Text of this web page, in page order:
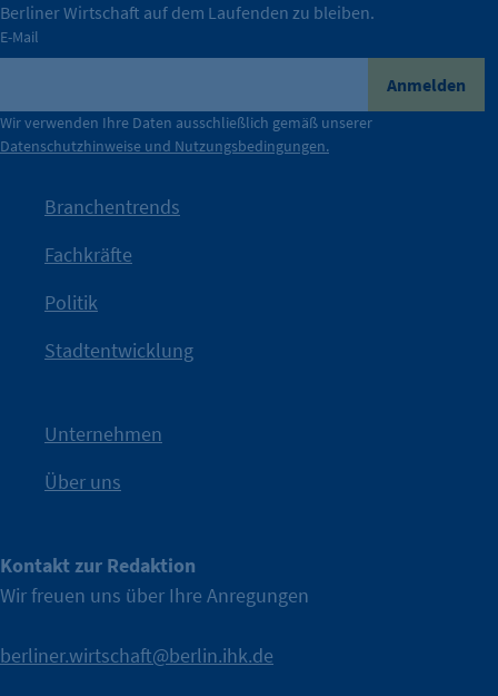
IHK Berlin. Offizieller Unterstützer der Berliner Wirtschaft.
Nach einer aufmerksamkeitsstarken Teaserphase geht die
Kampagne der IHK Berlin in die nächste Stufe. Mit
IHK?“wurde bewusst Neugier geweckt und Gespräche
mit Haltung.
Die Unternehmer stehen stellvertretend für die Vielfalt
der Berliner Wirtschaft.
Durch ihre Perspektiven wird deutlich, was der Claim
konkret bedeutet – und wie die IHK Berlin Unternehmen
tatsächlich unterstützt.
Berliner Wirtschaft auf dem Laufenden zu bleiben.
E-Mail
Anmelden
Wir verwenden Ihre Daten ausschließlich gemäß unserer
Datenschutzhinweise und Nutzungsbedingungen.
Branchentrends
Fachkräfte
Politik
Stadtentwicklung
Unternehmen
Über uns
Kontakt zur Redaktion
Wir freuen uns über Ihre Anregungen
berliner.wirtschaft@berlin.ihk.de